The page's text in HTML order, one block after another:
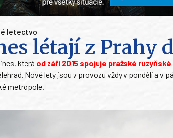
letectvo
létají z Prahy
která od září 2015 spojuje pražské
Nové lety jsou v provozu vždy v pondělí a v
metropole.